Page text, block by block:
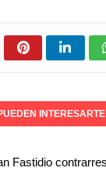
INTERESARTE
Fastidio